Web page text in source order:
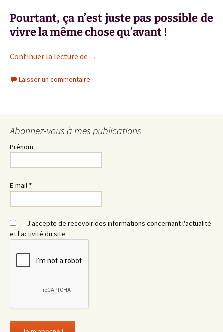
Pourtant, ça n’est juste pas possible de
vivre la même chose qu’avant !
Continuer la lecture de Climat planétaire MAI 2017 : l’espoir
→
Laisser un commentaire
Abonnez-vous à mes publications
Prénom
E-mail*
J'accepte de recevoir des informations concernant l'actualité
et l'activité du site.